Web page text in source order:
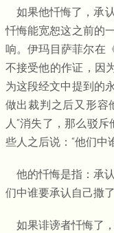
如果他忏悔了，承
忏悔能宽恕这之前的
响。伊玛目萨菲尔在
不接受他的作证，因
为这段经文中提到的
做出裁判之后又形容
人”消失了，那么驳
些人之后说：“他们中
他的忏悔是指：承
们中谁要承认自己撒
如果诽谤者忏悔了